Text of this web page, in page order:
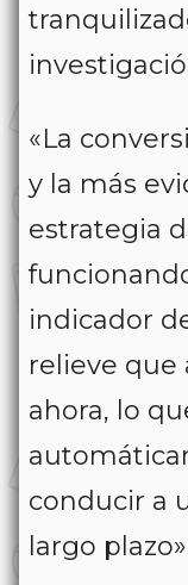
«La
y la más
estrategia
indicador
relieve que
ahora, lo
conducir a
largo